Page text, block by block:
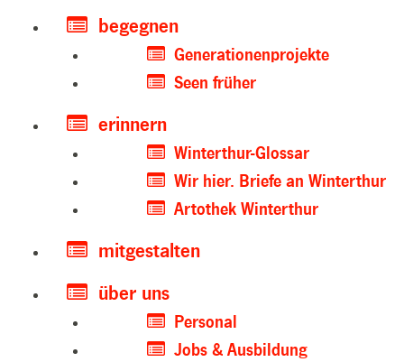
begegnen
Generationenprojekte
Seen früher
erinnern
Winterthur-Glossar
Wir hier. Briefe an Winterthur
Artothek Winterthur
mitgestalten
über uns
Personal
Jobs & Ausbildung